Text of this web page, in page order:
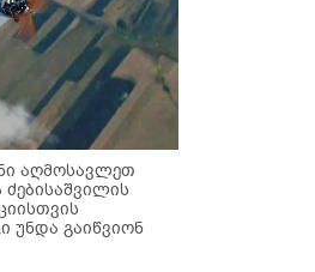
აღმოსავლეთ
უნდა გაიწვიონ